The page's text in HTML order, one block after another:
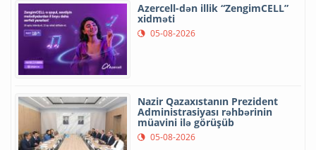
Azercell-dən illik “ZengimCELL”
xidməti
05-08-2026
Nazir Qazaxıstanın Prezident
Administrasiyası rəhbərinin
müavini ilə görüşüb
05-08-2026